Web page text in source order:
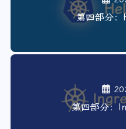
第四部分
第四部分：